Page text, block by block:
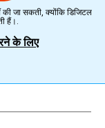
की जा सकती, क्योंकि डिजिटल
हैं।.
के लिए